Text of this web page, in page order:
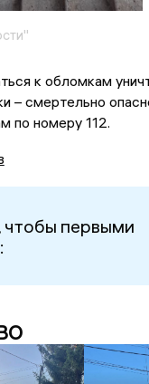
к обломкам
– смертельно
по номеру 112.
чтобы первыми